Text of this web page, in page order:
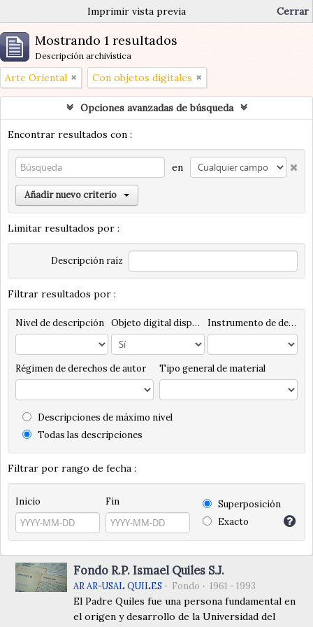
Imprimir vista previa Cerrar
Mostrando 1 resultados
Descripción archivística
Arte Oriental Con objetos digitales
Opciones avanzadas de búsqueda
Encontrar resultados con :
en
Añadir nuevo criterio
Limitar resultados por :
Descripción raíz
Filtrar resultados por :
Nivel de descripción Objeto digital disponibles Instrumento de descripción
Régimen de derechos de autor Tipo general de material
Descripciones de máximo nivel
Todas las descripciones
Filtrar por rango de fecha :
Inicio Fin
Superposición
Exacto
Fondo R.P. Ismael Quiles S.J.
AR AR-USAL QUILES Fondo 1961 - 1993
El Padre Quiles fue una persona fundamental en
el origen y desarrollo de la Universidad del